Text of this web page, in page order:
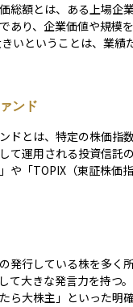
総額とは、ある上場企
あり、企業価値や規模
いということは、業績
ンド
ドとは、特定の株価指
て運用される投資信託
や「TOPIX（東証株価
安いことも魅力の一つで
長期運用の第一歩とし
発行している株を多く
て大きな発言力を持つ
ら大株主」といった明